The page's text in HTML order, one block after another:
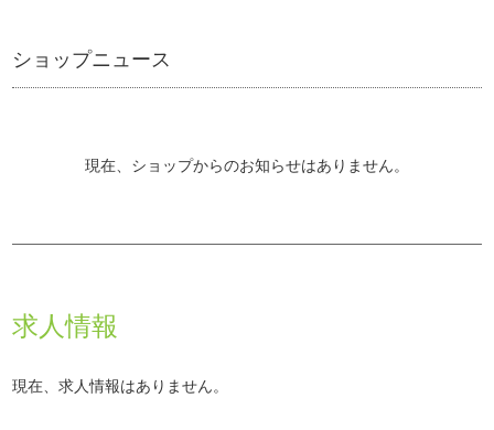
ショップニュース
現在、ショップからのお知らせはありません。
求人情報
現在、求人情報はありません。